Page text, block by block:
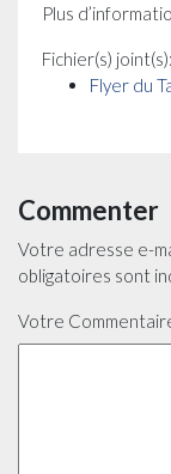
Plus
Fichier(s) joint(s):
Flyer du
Commenter
Votre adresse e-
obligatoires sont
Votre